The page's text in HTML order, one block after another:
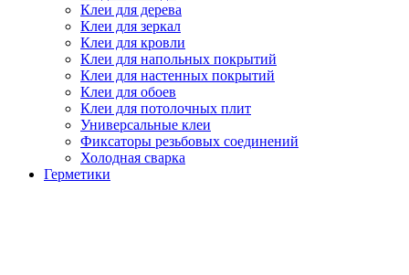
Клеи для дерева
Клеи для зеркал
Клеи для кровли
Клеи для напольных покрытий
Клеи для настенных покрытий
Клеи для обоев
Клеи для потолочных плит
Универсальные клеи
Фиксаторы резьбовых соединений
Холодная сварка
Герметики